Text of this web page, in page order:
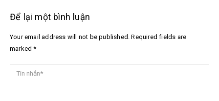
Để lại một bình luận
Your email address will not be published. Required fields are
marked *